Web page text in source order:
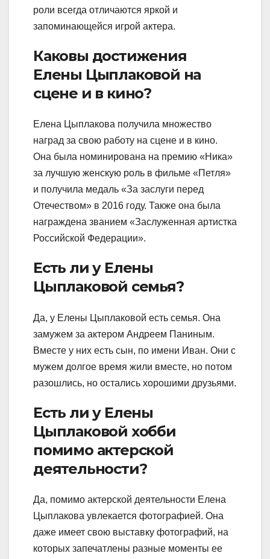
роли всегда отличаются яркой и
запоминающейся игрой актера.
Каковы достижения
Елены Цыплаковой на
сцене и в кино?
Елена Цыплакова получила множество
наград за свою работу на сцене и в кино.
Она была номинирована на премию «Ника»
за лучшую женскую роль в фильме «Петля»
и получила медаль «За заслуги перед
Отечеством» в 2016 году. Также она была
награждена званием «Заслуженная артистка
Российской Федерации».
Есть ли у Елены
Цыплаковой семья?
Да, у Елены Цыплаковой есть семья. Она
замужем за актером Андреем Паниным.
Вместе у них есть сын, по имени Иван. Они с
мужем долгое время жили вместе, но потом
разошлись, но остались хорошими друзьями.
Есть ли у Елены
Цыплаковой хобби
помимо актерской
деятельности?
Да, помимо актерской деятельности Елена
Цыплакова увлекается фотографией. Она
даже имеет свою выставку фотографий, на
которых запечатлены разные моменты ее